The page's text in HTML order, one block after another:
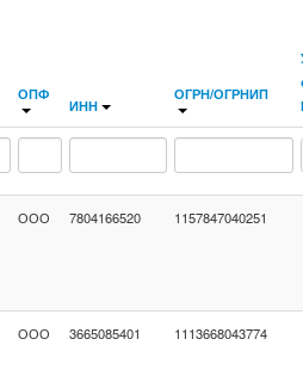
ОПФ
ИНН
ОГРН/ОГРНИП
ООО 7804166520 1157847040251
ООО 3665085401 1113668043774